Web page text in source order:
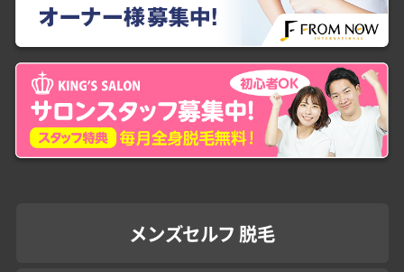
メンズセルフ 脱毛